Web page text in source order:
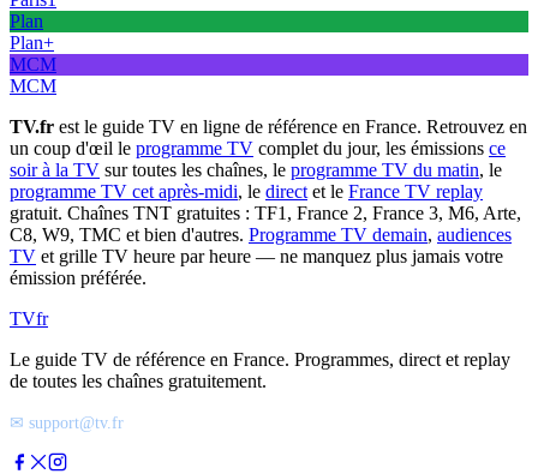
Plan
Plan+
MCM
MCM
TV.fr est le guide TV en ligne de référence en France. Retrouvez en
un coup d'œil le programme TV complet du jour, les émissions ce
soir à la TV sur toutes les chaînes, le programme TV du matin, le
programme TV cet après-midi, le direct et le France TV replay
gratuit. Chaînes TNT gratuites : TF1, France 2, France 3, M6, Arte,
C8, W9, TMC et bien d'autres. Programme TV demain, audiences
TV et grille TV heure par heure — ne manquez plus jamais votre
émission préférée.
TVfr
Le guide TV de référence en France. Programmes, direct et replay
de toutes les chaînes gratuitement.
✉ support@tv.fr